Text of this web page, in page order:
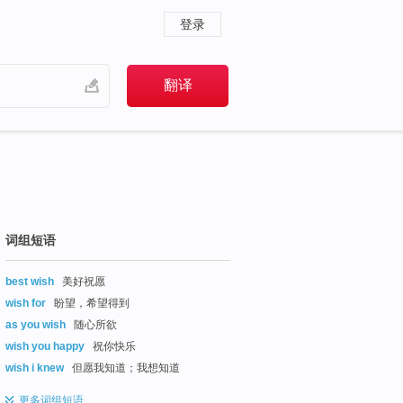
登录
词组短语
best wish
美好祝愿
wish for
盼望，希望得到
as you wish
随心所欲
wish you happy
祝你快乐
wish i knew
但愿我知道；我想知道
更多词组短语